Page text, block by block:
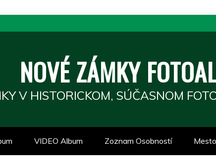
NOVÉ ZÁMKY
V HISTORICKOM, SÚČASNOM
VIDEO Album Zoznam Osobností